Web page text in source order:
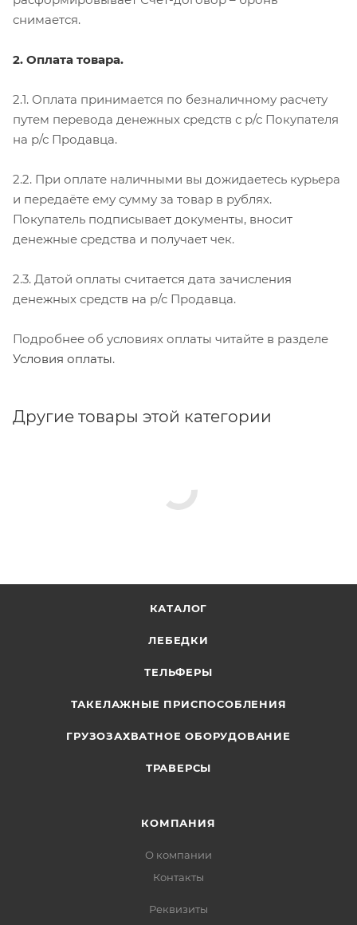
снимается.
2. Оплата товара.
2.1. Оплата принимается по безналичному расчету
путем перевода денежных средств с р/с Покупателя
на р/с Продавца.
2.2. При оплате наличными вы дожидаетесь курьера
и передаёте ему сумму за товар в рублях.
Покупатель подписывает документы, вносит
денежные средства и получает чек.
2.3. Датой оплаты считается дата зачисления
денежных средств на р/с Продавца.
Подробнее об условиях оплаты читайте в разделе
Условия оплаты.
Другие товары этой категории
КАТАЛОГ
ЛЕБЕДКИ
ТЕЛЬФЕРЫ
ТАКЕЛАЖНЫЕ ПРИСПОСОБЛЕНИЯ
ГРУЗОЗАХВАТНОЕ ОБОРУДОВАНИЕ
ТРАВЕРСЫ
КОМПАНИЯ
О компании
Контакты
Реквизиты